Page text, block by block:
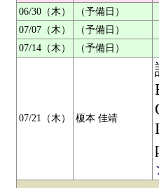
06/30（木）
（予備日）
07/07（木）
（予備日）
07/14（木）
（予備日）
07/21（木） 榎本 佳靖